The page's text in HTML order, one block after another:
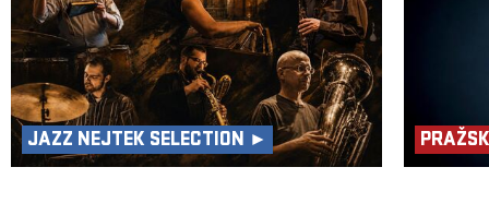
JAZZ NEJTEK SELECTION ►